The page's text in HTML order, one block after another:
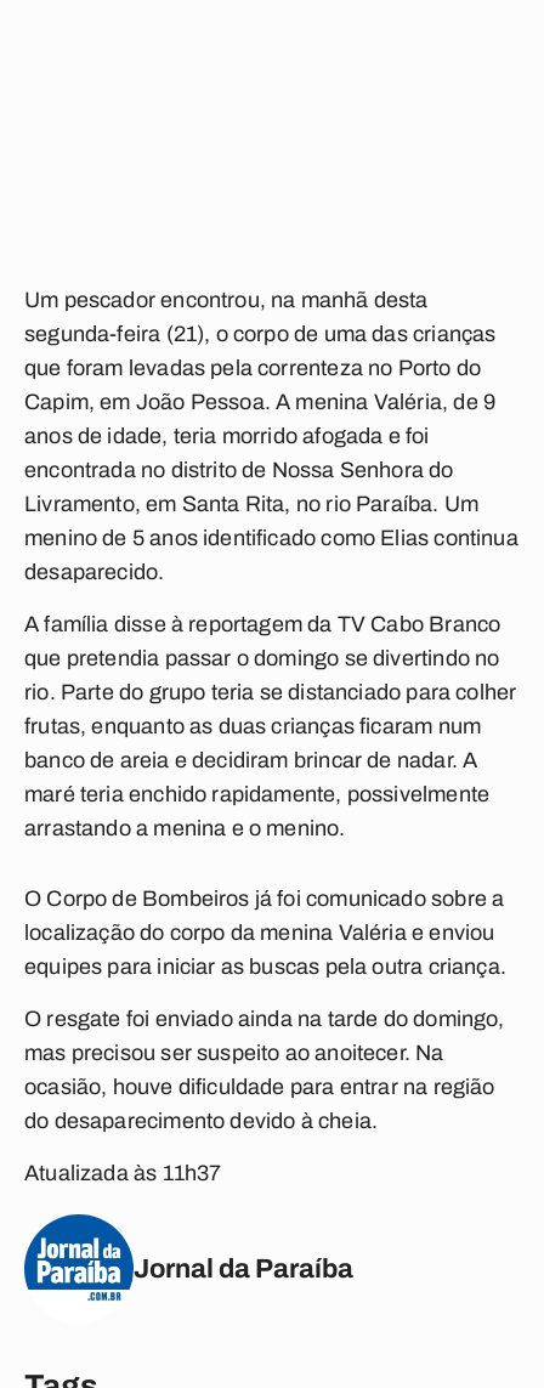
Um pescador encontrou, na manhã desta
segunda-feira (21), o corpo de uma das crianças
que foram levadas pela correnteza no Porto do
Capim, em João Pessoa. A menina Valéria, de 9
anos de idade, teria morrido afogada e foi
encontrada no distrito de Nossa Senhora do
Livramento, em Santa Rita, no rio Paraíba. Um
menino de 5 anos identificado como Elias continua
desaparecido.
A família disse à reportagem da TV Cabo Branco
que pretendia passar o domingo se divertindo no
rio. Parte do grupo teria se distanciado para colher
frutas, enquanto as duas crianças ficaram num
banco de areia e decidiram brincar de nadar. A
maré teria enchido rapidamente, possivelmente
arrastando a menina e o menino.
O Corpo de Bombeiros já foi comunicado sobre a
localização do corpo da menina Valéria e enviou
equipes para iniciar as buscas pela outra criança.
O resgate foi enviado ainda na tarde do domingo,
mas precisou ser suspeito ao anoitecer. Na
ocasião, houve dificuldade para entrar na região
do desaparecimento devido à cheia.
Atualizada às 11h37
Jornal da Paraíba